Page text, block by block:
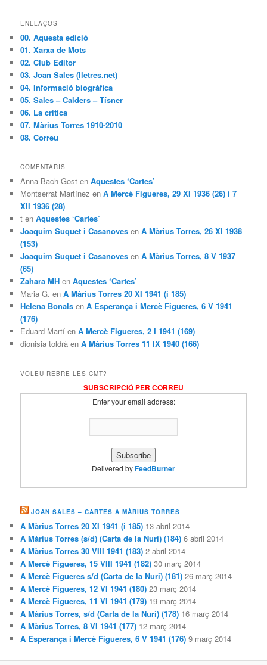
ENLLAÇOS
00. Aquesta edició
01. Xarxa de Mots
02. Club Editor
03. Joan Sales (lletres.net)
04. Informació biogràfica
05. Sales – Calders – Tísner
06. La crítica
07. Màrius Torres 1910-2010
08. Correu
COMENTARIS
Anna Bach Gost enAquestes ‘Cartes’
Montserrat Martínez enA Mercè Figueres, 29 XI 1936 (26) i 7
XII 1936 (28)
t enAquestes ‘Cartes’
Joaquim Suquet i Casanoves enA Màrius Torres, 26 XI 1938
(153)
Joaquim Suquet i Casanoves enA Màrius Torres, 8 V 1937
(65)
Zahara MH enAquestes ‘Cartes’
Maria G. enA Màrius Torres 20 XI 1941 (i 185)
Helena Bonals enA Esperança i Mercè Figueres, 6 V 1941
(176)
Eduard Martí enA Mercè Figueres, 2 I 1941 (169)
dionisia toldrà enA Màrius Torres 11 IX 1940 (166)
VOLEU REBRE LES CMT?
SUBSCRIPCIÓ PER CORREU
Enter your email address:
Delivered byFeedBurner
JOAN SALES – CARTES A MÀRIUS TORRES
A Màrius Torres 20 XI 1941 (i 185) 13 abril 2014
A Màrius Torres (s/d) (Carta de la Nuri) (184) 6 abril 2014
A Màrius Torres 30 VIII 1941 (183) 2 abril 2014
A Mercè Figueres, 15 VIII 1941 (182) 30 març 2014
A Mercè Figueres s/d (Carta de la Nuri) (181) 26 març 2014
A Mercè Figueres, 12 VI 1941 (180) 23 març 2014
A Mercè Figueres, 11 VI 1941 (179) 19 març 2014
A Màrius Torres, s/d (Carta de la Nuri) (178) 16 març 2014
A Màrius Torres, 8 VI 1941 (177) 12 març 2014
A Esperança i Mercè Figueres, 6 V 1941 (176) 9 març 2014